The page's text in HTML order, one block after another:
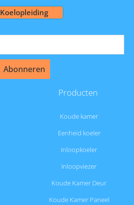
Koelopleiding
Abonneren
Producten
Koude kamer
Eenheid koeler
Inloopkoeler
Inloopviezer
Koude Kamer Deur
Koude Kamer Paneel